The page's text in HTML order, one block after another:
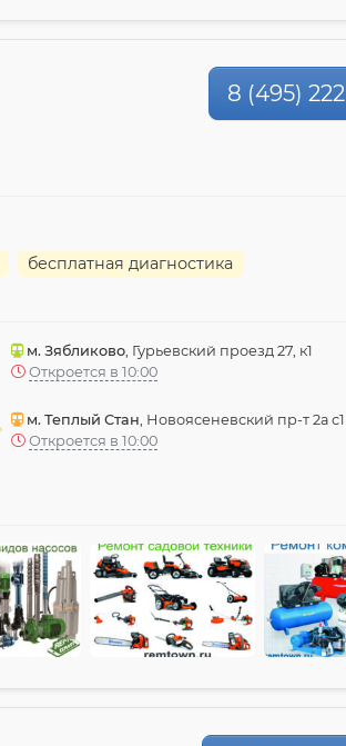
8 (495)
бесплатная диагностика
м. Зябликово, Гурьевский проезд 27, к1
Откроется в 10:00
м. Теплый Стан, Новоясеневский пр-т 2а с1
Откроется в 10:00